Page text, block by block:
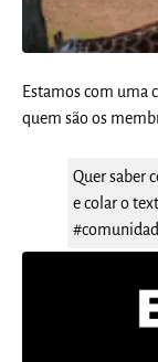
Estamos com uma
quem são os
Quer saber
e colar o